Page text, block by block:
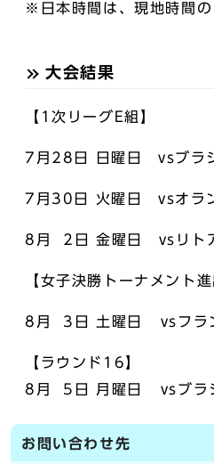
※日本時間は、現地時間の
大会結果
【1次リーグE組】
7月28日 日曜日 vsブ
7月30日 火曜日 vsオ
8月 2日 金曜日 vsリ
【女子決勝トーナメント進
8月 3日 土曜日 vsフ
【ラウンド16】
8月 5日 月曜日 vsブ
お問い合わせ先